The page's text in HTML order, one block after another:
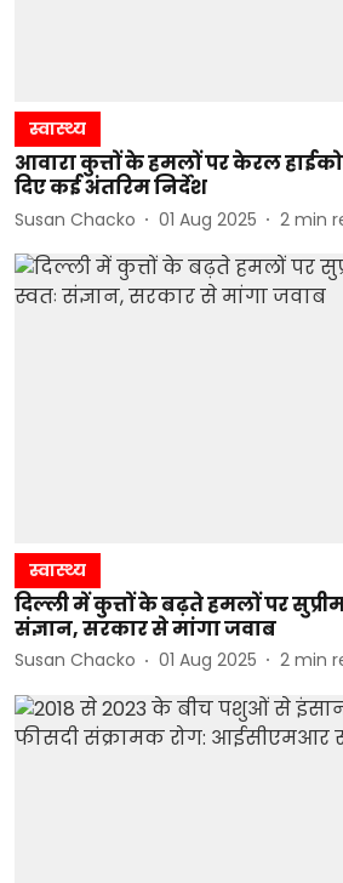
स्वास्थ्य
आवारा कुत्तों के हमलों पर केरल
दिए कई अंतरिम निर्देश
Susan Chacko 01 Aug 2025 2 min
स्वास्थ्य
दिल्ली में कुत्तों के बढ़ते हमलों पर
संज्ञान, सरकार से मांगा जवाब
Susan Chacko 01 Aug 2025 2 min